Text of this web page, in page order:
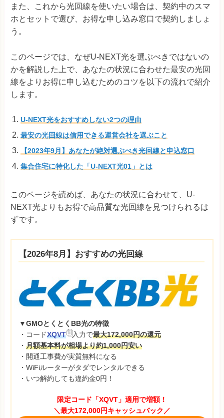
また、これから光回線を使いたい場合は、 契約中のスマ
ホとセットで選び、お得な申し込み窓口で契約しましょ
う。
このページでは、なぜU-NEXT光を選ぶべきではないの
かを解説した上で、あなたの状況に合わせた最安の光回
線をよりお得に申し込むためのコツを以下の流れで紹介
します。
U-NEXT光をおすすめしない2つの理由
最安の光回線は信用できる運営会社を選ぶこと
【2023年9月】あなたが絶対選ぶべき光回線と申込窓口
集合住宅に特化した「U-NEXT光01」とは
このページを読めば、あなたの状況に合わせて、U-
NEXT光よりもお得で高品質な光回線を見つけられるは
ずです。
【2026年8月】おすすめの光回線
▼GMOとくとくBB光の特徴
・コードXQVT 入力で最大172,000円の還元
・ 月額基本料が相場より約1,000円安い
・開通工事費が実質無料になる
・WiFiルーターがタダでレンタルできる
・いつ解約しても違約金0円！
限定コード「XQVT」適用で増額！
＼最大172,000円キャッシュバック／